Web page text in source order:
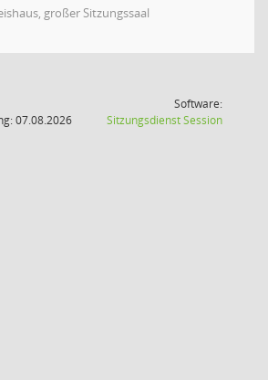
großer Sitzungssaal
07.08.2026
Software:
SitzungsdienstSession(Wird in